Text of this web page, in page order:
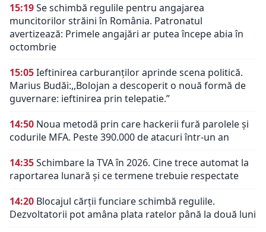
15:19Se schimbă regulile pentru angajarea
muncitorilor străini în România. Patronatul
avertizează: Primele angajări ar putea începe abia în
octombrie
15:05Ieftinirea carburanților aprinde scena politică.
Marius Budăi:,,Bolojan a descoperit o nouă formă de
guvernare: ieftinirea prin telepatie.”
14:50 Noua metodă prin care hackerii fură parolele și
codurile MFA. Peste 390.000 de atacuri într-un an
14:35Schimbare la TVA în 2026. Cine trece automat la
raportarea lunară și ce termene trebuie respectate
14:20 Blocajul cărții funciare schimbă regulile.
Dezvoltatorii pot amâna plata ratelor până la două luni